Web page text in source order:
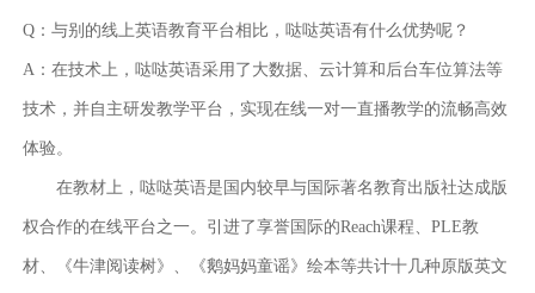
Q：与别的线上英语教育平台相比，哒哒英语有什么优势呢？
A：在技术上，哒哒英语采用了大数据、云计算和后台车位算法等
技术，并自主研发教学平台，实现在线一对一直播教学的流畅高效
体验。
在教材上，哒哒英语是国内较早与国际著名教育出版社达成版
权合作的在线平台之一。引进了享誉国际的Reach课程、PLE教
材、《牛津阅读树》、《鹅妈妈童谣》绘本等共计十几种原版英文